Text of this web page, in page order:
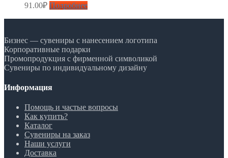
91.00₽ Подробнее
Бизнес — сувениры с нанесением логотипа
Корпоративные подарки
Промопродукция с фирменной символикой
Сувениры по индивидуальному дизайну
Информация
Помощь и частые вопросы
Как купить?
Каталог
Сувениры на заказ
Наши услуги
Доставка